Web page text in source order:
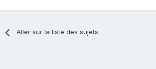
Aller sur la liste des sujets